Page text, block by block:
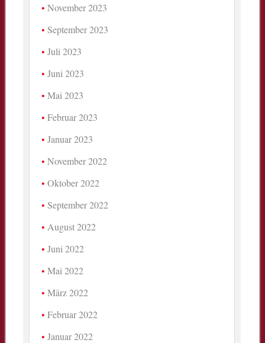
November 2023
September 2023
Juli 2023
Juni 2023
Mai 2023
Februar 2023
Januar 2023
November 2022
Oktober 2022
September 2022
August 2022
Juni 2022
Mai 2022
März 2022
Februar 2022
Januar 2022